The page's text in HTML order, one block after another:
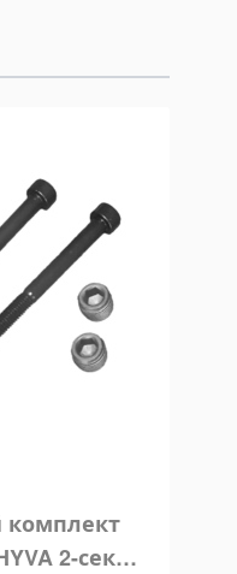
2-секції